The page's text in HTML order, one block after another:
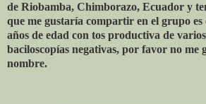
de Riobamba, Chimborazo, Ecuador y
que me gustaría compartir en el grupo es
años de edad con tos productiva de
baciloscopías negativas, por favor no
nombre.